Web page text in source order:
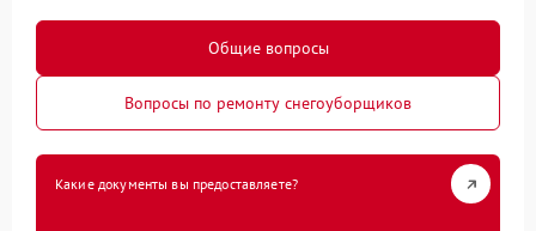
Общие вопросы
Вопросы по ремонту снегоуборщиков
Какие документы вы предоставляете?